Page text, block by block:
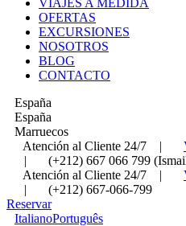
VIAJES A MEDIDA
OFERTAS
EXCURSIONES
NOSOTROS
BLOG
CONTACTO
España
España
Marruecos
Atención al Cliente 24/7
|
|
(+212) 667 066 799
Atención al Cliente 24/7
|
|
(+212) 667-066-799
Reservar
ItalianoPortuguês